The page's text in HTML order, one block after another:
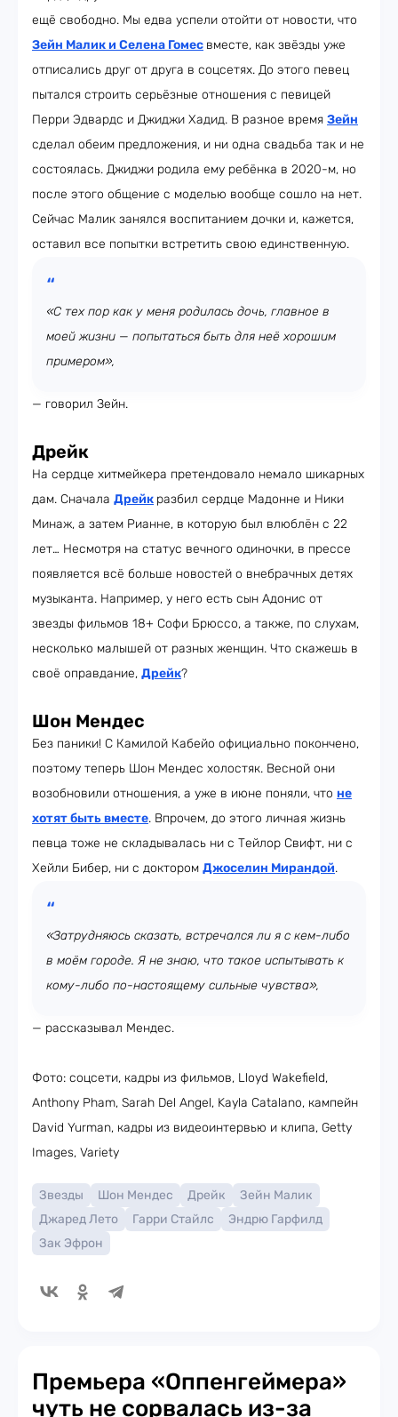
ещё свободно. Мы едва успели отойти от новости, что
Зейн Малик и Селена Гомес вместе, как звёзды уже
отписались друг от друга в соцсетях. До этого певец
пытался строить серьёзные отношения с певицей
Перри Эдвардс и Джиджи Хадид. В разное время Зейн
сделал обеим предложения, и ни одна свадьба так и не
состоялась. Джиджи родила ему ребёнка в 2020-м, но
после этого общение с моделью вообще сошло на нет.
Сейчас Малик занялся воспитанием дочки и, кажется,
оставил все попытки встретить свою единственную.
«С тех пор как у меня родилась дочь, главное в
моей жизни — попытаться быть для неё хорошим
примером»,
— говорил Зейн.
Дрейк
На сердце хитмейкера претендовало немало шикарных
дам. Сначала Дрейк разбил сердце Мадонне и Ники
Минаж, а затем Рианне, в которую был влюблён с 22
лет… Несмотря на статус вечного одиночки, в прессе
появляется всё больше новостей о внебрачных детях
музыканта. Например, у него есть сын Адонис от
звезды фильмов 18+ Софи Брюссо, а также, по слухам,
несколько малышей от разных женщин. Что скажешь в
своё оправдание, Дрейк?
Шон Мендес
Без паники! С Камилой Кабейо официально покончено,
поэтому теперь Шон Мендес холостяк. Весной они
возобновили отношения, а уже в июне поняли, что не
хотят быть вместе. Впрочем, до этого личная жизнь
певца тоже не складывалась ни с Тейлор Свифт, ни с
Хейли Бибер, ни с доктором Джоселин Мирандой.
«Затрудняюсь сказать, встречался ли я с кем-либо
в моём городе. Я не знаю, что такое испытывать к
кому-либо по-настоящему сильные чувства»,
— рассказывал Мендес.
Фото: соцсети, кадры из фильмов, Lloyd Wakefield,
Anthony Pham, Sarah Del Angel, Kayla Catalano, кампейн
David Yurman, кадры из видеоинтервью и клипа, Getty
Images, Variety
Звезды Шон Мендес Дрейк
Зейн Малик
Джаред Лето
Гарри Стайлс
Эндрю Гарфилд
Зак Эфрон
Премьера «Оппенгеймера»
чуть не сорвалась из-за